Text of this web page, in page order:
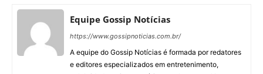
Equipe Gossip Notícias
https://www.gossipnoticias.com.br/
A equipe do Gossip Notícias é formada por redatores
e editores especializados em entretenimento,